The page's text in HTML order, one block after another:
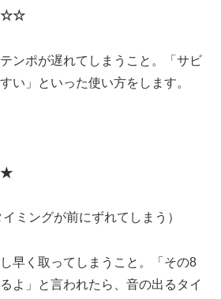
ンポが遅れてしまうこと。「サビ
い」といった使い方をします。
ミングが前にずれてしまう）
早く取ってしまうこと。「その8
よ」と言われたら、音の出るタイ